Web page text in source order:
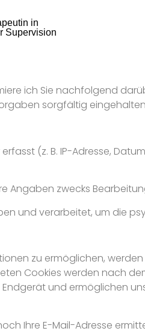
in
Supervision
ich Sie nachfolgend
sorgfältig
(z. B. IP-Adresse,
Angaben zwecks
und verarbeitet, um die
zu ermöglichen,
Cookies werden nach
und ermöglichen
Ihre E-Mail-Adresse